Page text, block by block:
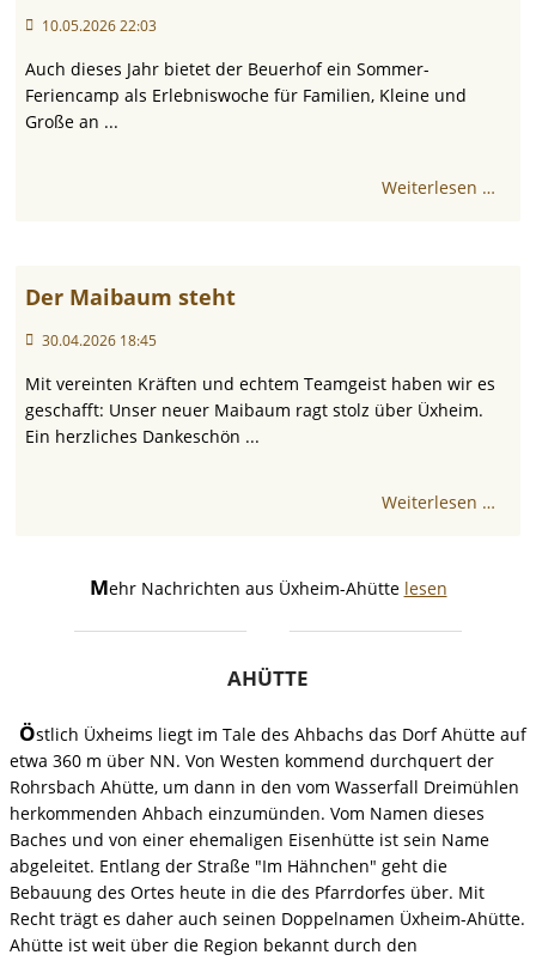
10.05.2026 22:03
Auch dieses Jahr bietet der Beuerhof ein Sommer-
Feriencamp als Erlebniswoche für Familien, Kleine und
Große an ...
Weiterlesen …
Der Maibaum steht
30.04.2026 18:45
Mit vereinten Kräften und echtem Teamgeist haben wir es
geschafft: Unser neuer Maibaum ragt stolz über Üxheim.
Ein herzliches Dankeschön ...
Weiterlesen …
Mehr Nachrichten aus Üxheim-Ahütte lesen
AHÜTTE
Östlich Üxheims liegt im Tale des Ahbachs das Dorf Ahütte auf
etwa 360 m über NN. Von Westen kommend durchquert der
Rohrsbach Ahütte, um dann in den vom Wasserfall Dreimühlen
herkommenden Ahbach einzumünden. Vom Namen dieses
Baches und von einer ehemaligen Eisenhütte ist sein Name
abgeleitet. Entlang der Straße "Im Hähnchen" geht die
Bebauung des Ortes heute in die des Pfarrdorfes über. Mit
Recht trägt es daher auch seinen Doppelnamen Üxheim-Ahütte.
Ahütte ist weit über die Region bekannt durch den